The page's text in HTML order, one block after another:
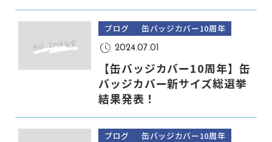
2024.07.01
ブログ 缶バッジカバー10周年
【缶バッジカバー10周年】缶
バッジカバー新サイズ総選挙
結果発表！
ブログ 缶バッジカバー10周年